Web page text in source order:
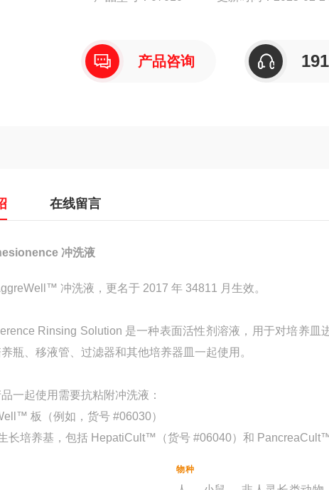
• AggreWell™ 板产品咨询
在线留言
冲洗液
冲洗液，更名于 2017 年 34811 月生效。
Rinsing Solution 是一种表面活性剂溶液，用于对培养
瓶、移液管、过滤器和其他培养器皿一起使用。
一起使用需要抗粘附冲洗液：
板（例如，货号 #06030）
长培养基，包括 HepatiCult™（货号 #06040）和 PancreaCult™
物种